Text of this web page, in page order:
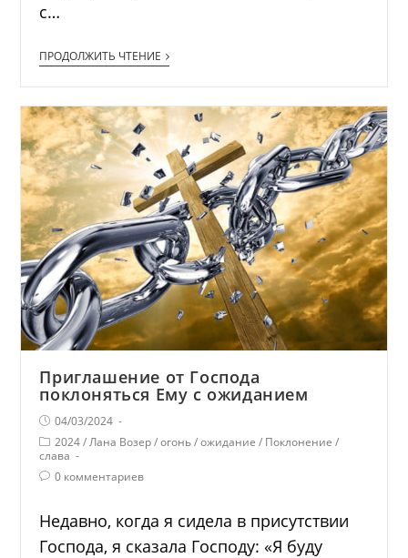
с…
ПРОДОЛЖИТЬ ЧТЕНИЕ
Приглашение от Господа
поклоняться Ему с ожиданием
04/03/2024
2024 / Лана Возер / огонь / ожидание / Поклонение /
слава
0 комментариев
Недавно, когда я сидела в присутствии
Господа, я сказала Господу: «Я буду